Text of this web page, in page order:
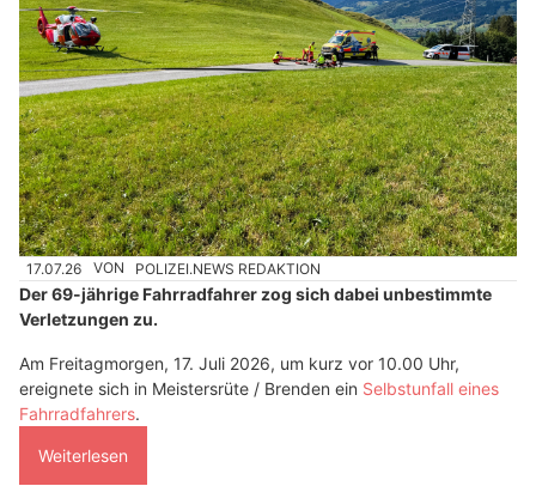
17.07.26 VON POLIZEI.NEWS REDAKTION
Der 69-jährige Fahrradfahrer zog sich dabei unbestimmte
Verletzungen zu.
Am Freitagmorgen, 17. Juli 2026, um kurz vor 10.00 Uhr,
ereignete sich in Meistersrüte / Brenden ein Selbstunfall eines
Fahrradfahrers.
Weiterlesen